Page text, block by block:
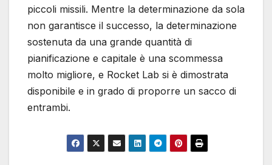
piccoli missili. Mentre la determinazione da sola
non garantisce il successo, la determinazione
sostenuta da una grande quantità di
pianificazione e capitale è una scommessa
molto migliore, e Rocket Lab si è dimostrata
disponibile e in grado di proporre un sacco di
entrambi.